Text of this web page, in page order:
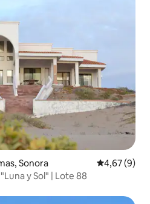
Sonora Évaluation
4,67 (9)
y Sol" | Lote 88